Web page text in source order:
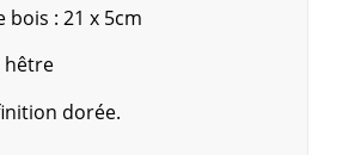
bois : 21 x 5cm
hêtre
dorée.